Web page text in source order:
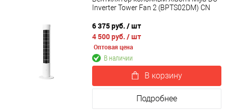
Inverter Tower Fan 2 (BPTS02DM) CN
6 375 руб. / шт
4 500 руб. / шт
Оптовая цена
В наличии
В корзину
Подробнее